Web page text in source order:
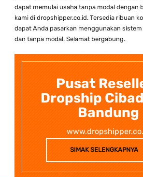
dapat memulai usaha tanpa modal dengan
kami di dropshipper.co.id. Tersedia ribuan
dapat Anda pasarkan menggunakan
dan tanpa modal. Selamat bergabung.
Pusat
Dropship
Bandung
SIMAK SELENGKAPNYA